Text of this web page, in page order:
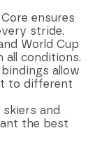
ensures
stride.
World Cup
all conditions.
allow
to different
and
the best